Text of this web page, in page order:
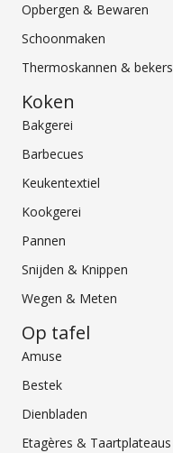
Opbergen & Bewaren
Schoonmaken
Thermoskannen & bekers
Koken
Bakgerei
Barbecues
Keukentextiel
Kookgerei
Pannen
Snijden & Knippen
Wegen & Meten
Op tafel
Amuse
Bestek
Dienbladen
Etagères & Taartplateaus